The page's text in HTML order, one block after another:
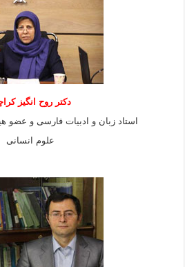
دکتر روح انگیز
استاد زبان و ادبیات فارسی و عضو
علوم انسانی